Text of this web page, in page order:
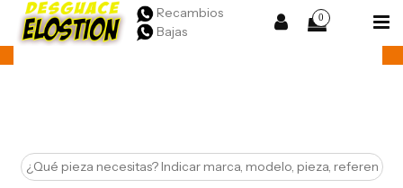
Recambios
Bajas
0